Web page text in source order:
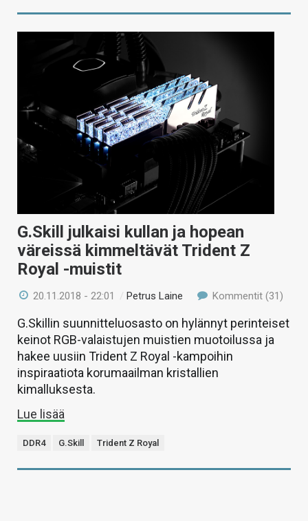
G.Skill julkaisi kullan ja hopean
väreissä kimmeltävät Trident Z
Royal -muistit
20.11.2018 - 22:01 /Petrus Laine Kommentit (31)
G.Skillin suunnitteluosasto on hylännyt perinteiset
keinot RGB-valaistujen muistien muotoilussa ja
hakee uusiin Trident Z Royal -kampoihin
inspiraatiota korumaailman kristallien
kimalluksesta.
Lue lisää
DDR4 G.Skill Trident Z Royal